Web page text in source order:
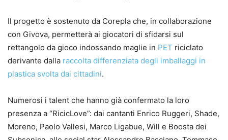
Il progetto è sostenuto da Corepla che, in collaborazione
con Givova, permetterà ai giocatori di sfidarsi sul
rettangolo da gioco indossando maglie in PET riciclato
derivante dalla raccolta differenziata degli imballaggi in
plastica svolta dai cittadini.
Numerosi i talent che hanno già confermato la loro
presenza a “RicicLove”: dai cantanti Enrico Ruggeri, Shade,
Moreno, Paolo Vallesi, Marco Ligabue, Will e Boosta dei